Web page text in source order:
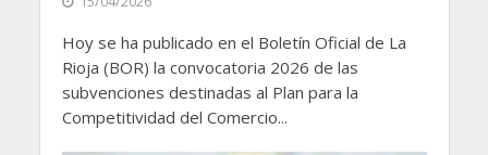
Hoy se ha publicado en el Boletín Oficial de La
Rioja (BOR) la convocatoria 2026 de las
subvenciones destinadas al Plan para la
Competitividad del Comercio...